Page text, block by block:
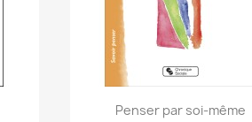
Aperçu rapide
Penser par soi-même